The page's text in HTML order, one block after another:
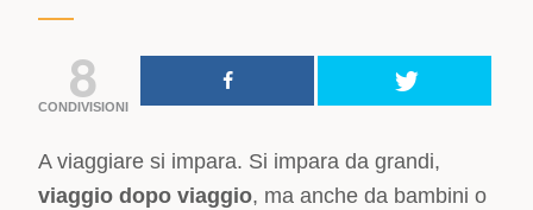
8
CONDIVISIONI
A viaggiare si impara. Si impara da grandi,
viaggio dopo viaggio, ma anche da bambini o